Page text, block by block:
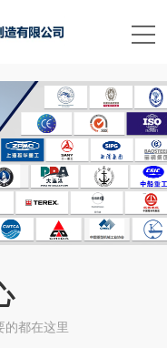
的都在这里